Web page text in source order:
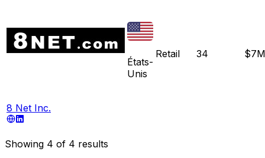
8 Net Inc.
États-
Unis
Retail 34 $7M
Showing 4 of 4 results